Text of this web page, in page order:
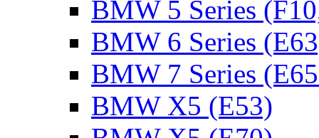
BMW 5 Series
BMW 6 Series
BMW 7 Series
BMW X5 (E53)